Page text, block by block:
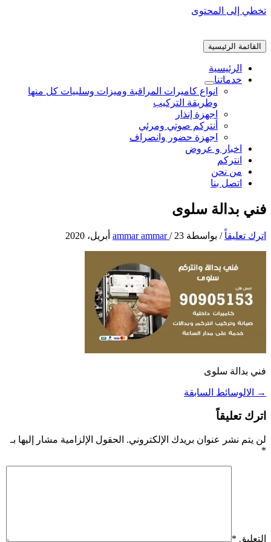
تخطي إلى المحتوى
القائمة الرئيسية
الرئيسية
خدماتنا
انواع كاميرات المراقبة وميزات وسلبيات كل منها
وطريقة التركيب
اجهزة إنذار
أنتركم صوتي ومرئي
اجهزة حضور وانصراف
اخبار و عروض
انتركم
من نحن
اتصل بنا
فني بدالة سلوى
اترك تعليقاً / بواسطة ammar ammar/ 23 أبريل، 2020
فني بدالة سلوى
→ الالوسائط السابقة
اترك تعليقاً
لن يتم نشر عنوان بريدك الإلكتروني. الحقول الإلزامية مشار إليها بـ
*
التعليق *